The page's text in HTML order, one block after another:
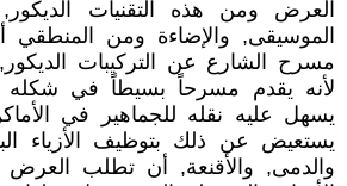
العرض ومن هذه التقنيات الديكور,
الموسيقى, والإضاءة ومن
مسرح الشارع عن التركيبات
لأنه يقدم مسرحاً بسيطاً في
يسهل عليه نقله للجماهير في
يستعيض عن ذلك بتوظيف الأزياء
والدمى, والأقنعة, أن تطلب